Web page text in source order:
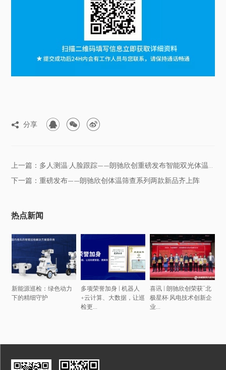
 分享   
下一篇：重磅发布——朗驰欣创体温筛查系列两款新品齐上阵
热点新闻
新能源巡检：绿色动力
下的精细守护
多项荣誉加身 | 机器人
+云计算、大数据，让巡
检更...
喜讯 | 朗驰欣创荣获“北
极星杯·风电技术创新企
业...